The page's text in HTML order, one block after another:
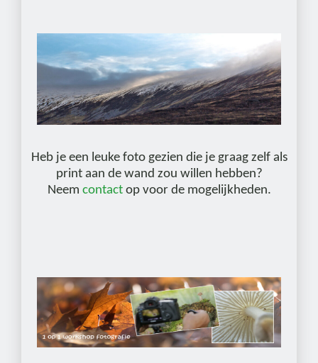
Heb je een leuke foto gezien die je graag zelf als
print aan de wand zou willen hebben?
Neem contactop voor de mogelijkheden.